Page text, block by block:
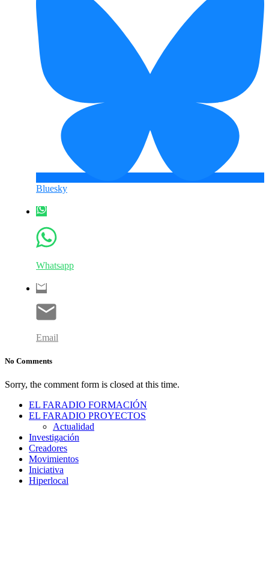
Bluesky
Whatsapp
Email
No Comments
Sorry, the comment form is closed at this time.
EL FARADIO FORMACIÓN
EL FARADIO PROYECTOS
Actualidad
Investigación
Creadores
Movimientos
Iniciativa
Hiperlocal